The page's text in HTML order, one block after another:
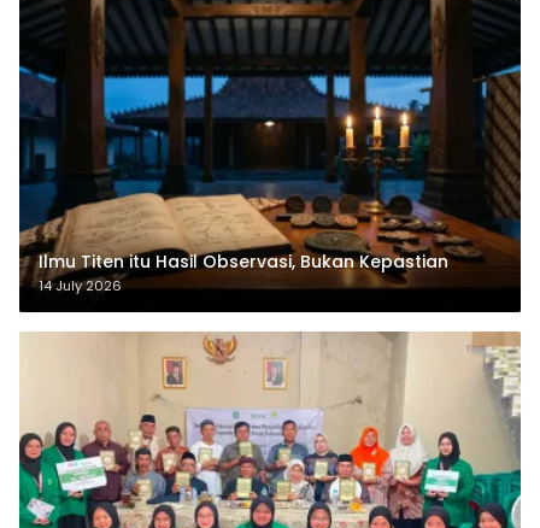
Ilmu Titen itu Hasil Observasi, Bukan Kepastian
14 July 2026